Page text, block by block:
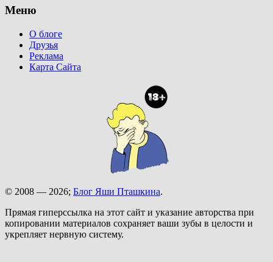
Меню
О блоге
Друзья
Реклама
Карта Сайта
© 2008 — 2026; Блог Яши Пташкина.
Прямая гиперссылка на этот сайт и указание авторства при
копировании материалов сохраняет ваши зубы в целости и
укрепляет нервную систему.